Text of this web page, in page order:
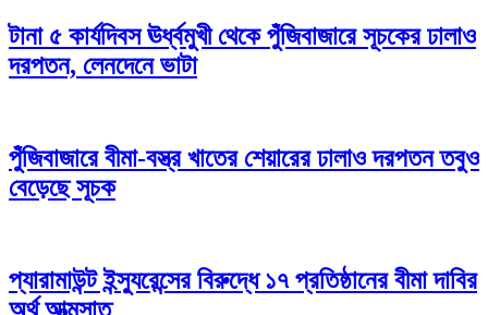
টানা ৫ কার্যদিবস ঊর্ধ্বমুখী থেকে পুঁজিবাজারে সূচকের ঢালাও
দরপতন, লেনদেনে ভাটা
পুঁজিবাজারে বীমা-বস্ত্র খাতের শেয়ারের ঢালাও দরপতন তবুও
বেড়েছে সূচক
প্যারামাউন্ট ইন্স্যুরেন্সের বিরুদ্ধে ১৭ প্রতিষ্ঠানের বীমা দাবির